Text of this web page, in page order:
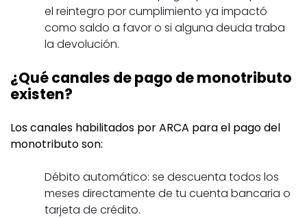
el reintegro por cumplimiento ya impactó
como saldo a favor o si alguna deuda traba
la devolución.
¿Qué canales de pago de monotributo
existen?
Los canales habilitados por ARCA para el pago del
monotributo son:
Débito automático: se descuenta todos los
meses directamente de tu cuenta bancaria o
tarjeta de crédito.